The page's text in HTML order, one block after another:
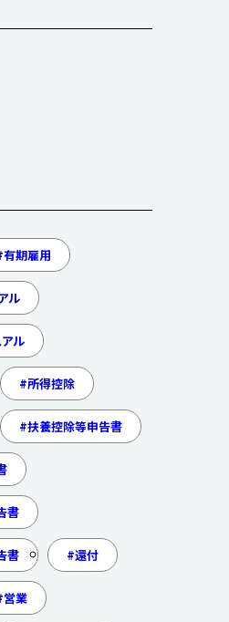
有期雇用
ル
ル
所得控除
扶養控除等申告書
書
書 還付
営業